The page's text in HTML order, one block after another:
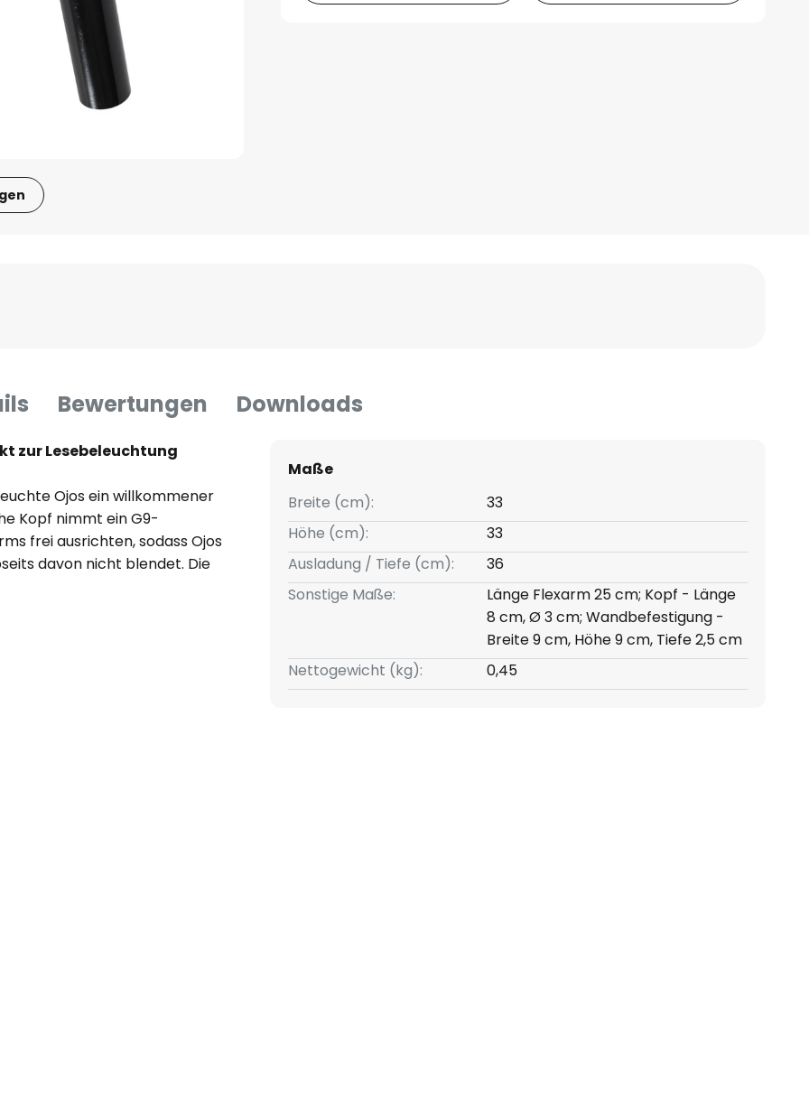
Bewertungen Downloads
zur Lesebeleuchtung
Ojos ein willkommener
Kopf nimmt ein G9-
frei ausrichten, sodass Ojos
davon nicht blendet. Die
schwarzen Finish
Europa.
Maße
Breite (cm):
33
Höhe (cm):
33
Ausladung / Tiefe (cm):
36
Sonstige Maße:
Länge Flexarm 25 cm; Kopf - Länge
8 cm, Ø 3 cm; Wandbefestigung -
Breite 9 cm, Höhe 9 cm, Tiefe 2,5 cm
Nettogewicht (kg):
0,45